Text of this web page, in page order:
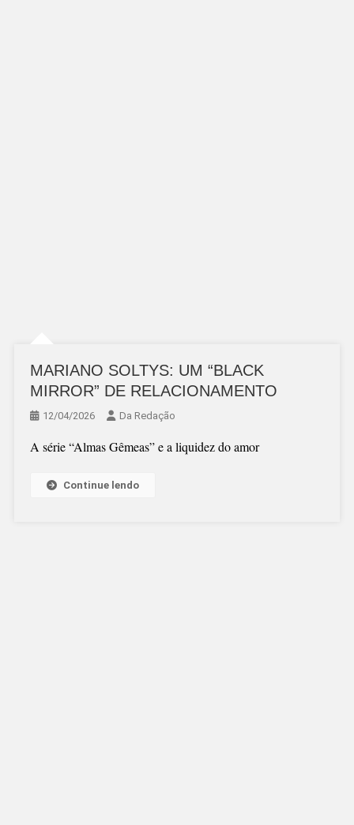
MARIANO SOLTYS: UM “BLACK
MIRROR” DE RELACIONAMENTO
12/04/2026 Da Redação
A série “Almas Gêmeas” e a liquidez do amor
Continue lendo